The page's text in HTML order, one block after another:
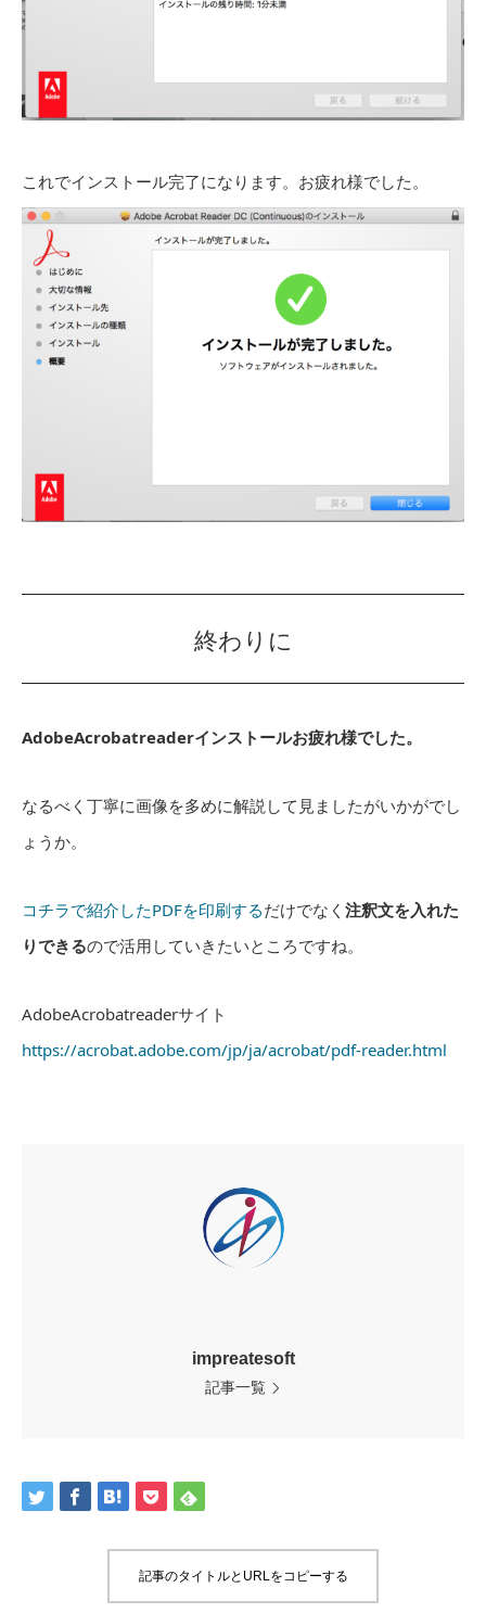
これでインストール完了になります。お疲れ様でした。
終わりに
AdobeAcrobatreaderインストールお疲れ様でした。
なるべく丁寧に画像を多めに解説して見ましたがいかがでし
ょうか。
コチラで紹介したPDFを印刷するだけでなく 注釈文を入れた
りできるので活用していきたいところですね。
AdobeAcrobatreaderサイト
https://acrobat.adobe.com/jp/ja/acrobat/pdf-reader.html
impreatesoft
記事一覧
記事のタイトルとURLをコピーする